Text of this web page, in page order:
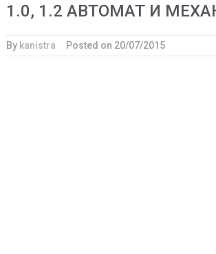
1.0, 1.2 АВТОМАТ И
By kanistra Posted on 20/07/2015